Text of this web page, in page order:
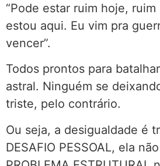
“Pode estar ruim hoje, ruim
estou aqui. Eu vim pra
vencer”.
Todos prontos para
astral. Ninguém se
triste, pelo contrário.
Ou seja, a desigualdade é
DESAFIO PESSOAL, ela